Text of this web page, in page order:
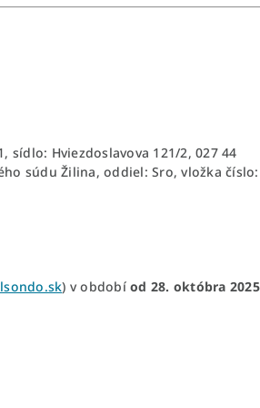
sídlo: Hviezdoslavova 121/2, 027 44
súdu Žilina, oddiel: Sro, vložka číslo:
) v období od 28. októbra 2025